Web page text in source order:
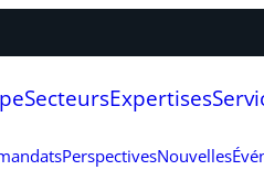
SecteursExpertises
PerspectivesNouvelles